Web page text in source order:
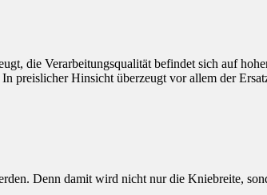
die Verarbeitungsqualität befindet sich auf
preislicher Hinsicht überzeugt vor allem der
Denn damit wird nicht nur die Kniebreite,